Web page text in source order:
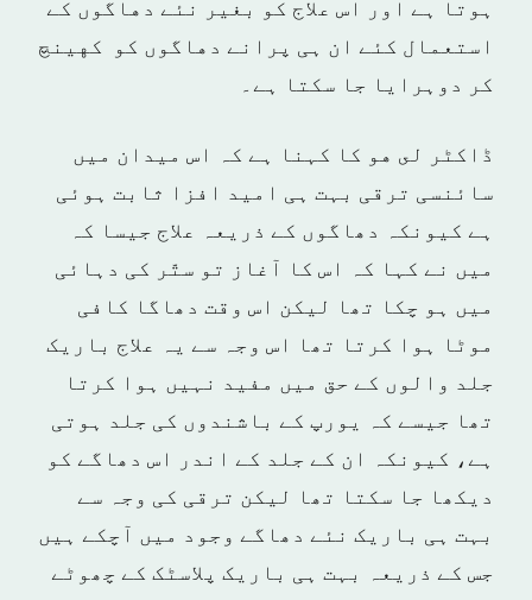
ہوتا ہے اور اس علاج كو بغير نئے دهاگوں كے
استعمال كئے ان ہی پرانے دهاگوں كو كهينچ
كر دوہرايا جا سكتا ہے۔
ڈاکٹر لى هو کا کہنا ہے کہ اس میدان میں
سائنسی ترقی بہت ہی امید افزا ثابت ہوئی
ہے کیونکہ دھاگوں کے ذریعہ علاج جیسا کہ
میں نے کہا کہ اس کا آغاز تو ستّر کی دہائی
میں ہو چکا تھا لیکن اس وقت دھاگا کافی
موٹا ہوا کرتا تھا اس وجہ سے یہ علاج باریک
جلد والوں کے حق میں مفید نہیں ہوا کرتا
تھا جیسے کہ یورپ کے باشندوں کی جلد ہوتی
ہے، کیونکہ ان کے جلد کے اندر اس دھاگے کو
دیکھا جا سکتا تھا لیکن ترقی کی وجہ سے
بہت ہی باریک نئے دھاگے وجود میں آچکے ہیں
جس کے ذریعہ بہت ہی باریک پلاسٹک کے چھوٹے